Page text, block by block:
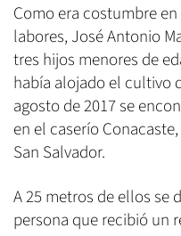
Como era costumbre
labores, José Antonio
tres hijos menores de
había alojado el cultivo
agosto de 2017 se
en el caserío
San Salvador.
A 25 metros de ellos se
persona que recibió un